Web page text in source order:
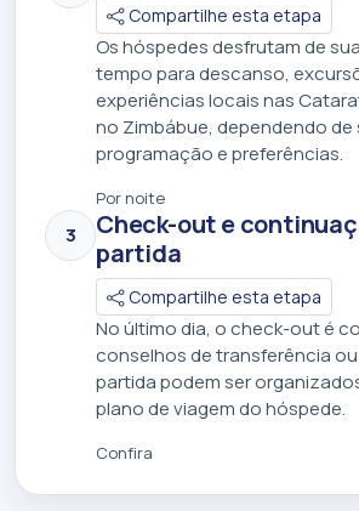
Compartilhe esta etapa
Os hóspedes desfrutam de
tempo para descanso,
experiências locais nas
no Zimbábue, dependendo de
programação e preferências.
Por noite
3
Check-out e
partida
Compartilhe esta etapa
No último dia, o check-out é
conselhos de transferência
partida podem ser
plano de viagem do hóspede.
Confira